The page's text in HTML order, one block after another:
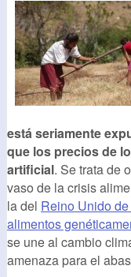
está seriamente
que los precios de
artificial. Se trata de
vaso de la crisis
la del Reino Unido
alimentos
se une al cambio
amenaza para el